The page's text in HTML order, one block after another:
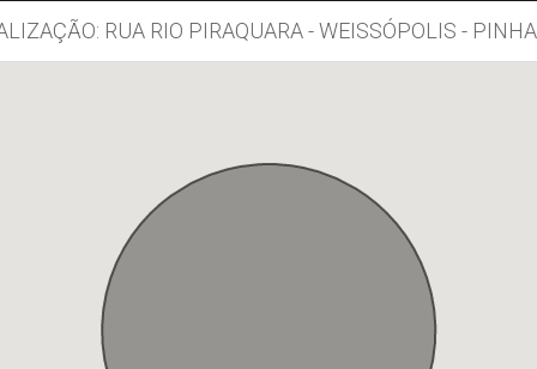
RUA RIO PIRAQUARA - WEISSÓPOLIS -